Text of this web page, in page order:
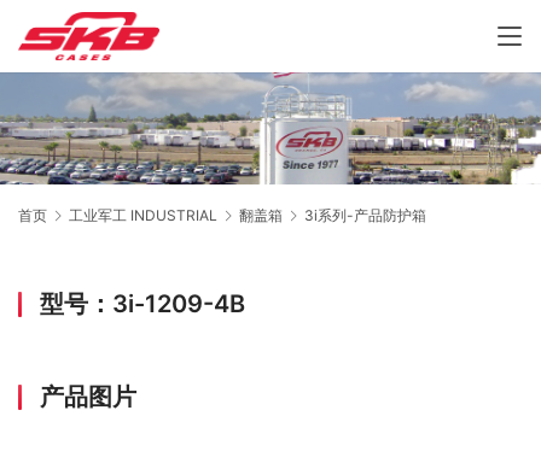
首页 工业军工 INDUSTRIAL 翻盖箱 3i系列-产品防护箱
型号：3i-1209-4B
产品图片